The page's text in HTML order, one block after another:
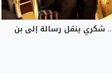
شكري ينقل رسالة إلى بن